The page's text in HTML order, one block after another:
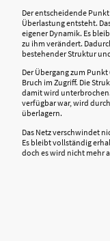
Der entscheidende
Überlastung entsteht.
eigener Dynamik. Es
zu ihm verändert.
bestehender Struktur
Der Übergang zum
Bruch im Zugriff. Die
damit wird
verfügbar war, wird
überlagern.
Das Netz verschwindet
Es bleibt vollständig
doch es wird nicht mehr